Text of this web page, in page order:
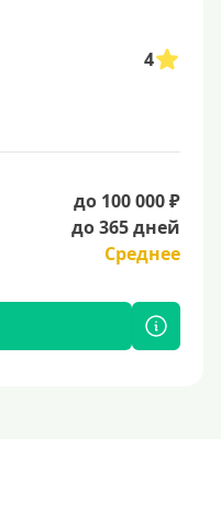
4
до 100 000 ₽
до 365 дней
Среднее